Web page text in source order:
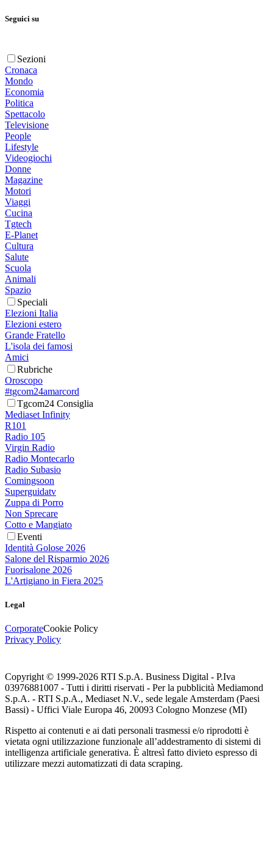
Seguici su
Sezioni
Cronaca
Mondo
Economia
Politica
Spettacolo
Televisione
People
Lifestyle
Videogiochi
Donne
Magazine
Motori
Viaggi
Cucina
Tgtech
E-Planet
Cultura
Salute
Scuola
Animali
Spazio
Speciali
Elezioni Italia
Elezioni estero
Grande Fratello
L'isola dei famosi
Amici
Rubriche
Oroscopo
#tgcom24amarcord
Tgcom24 Consiglia
Mediaset Infinity
R101
Radio 105
Virgin Radio
Radio Montecarlo
Radio Subasio
Comingsoon
Superguidatv
Zuppa di Porro
Non Sprecare
Cotto e Mangiato
Eventi
Identità Golose 2026
Salone del Risparmio 2026
Fuorisalone 2026
L'Artigiano in Fiera 2025
Legal
CorporateCookie Policy
Privacy Policy
Copyright © 1999-2026 RTI S.p.A. Business Digital - P.Iva
03976881007 - Tutti i diritti riservati - Per la pubblicità Mediamond
S.p.A. - RTI S.p.A., Mediaset N.V., sede legale Amsterdam (Paesi
Bassi) - Uffici Viale Europa 46, 20093 Cologno Monzese (MI)
Rispetto ai contenuti e ai dati personali trasmessi e/o riprodotti è
vietata ogni utilizzazione funzionale all’addestramento di sistemi di
intelligenza artificiale generativa. È altresì fatto divieto espresso di
utilizzare mezzi automatizzati di data scraping.